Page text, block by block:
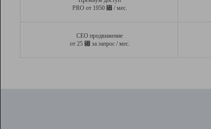
PRO от 1950 ⃏ / мес.
СЕО продвижение
от 25 ⃏ за запрос / мес.